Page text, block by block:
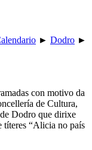
► Dodro ►
con motivo da
de Cultura,
Dodro que dirixe
títeres “Alicia no país